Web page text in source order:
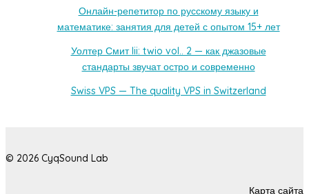
Онлайн-репетитор по русскому языку и
математике: занятия для детей с опытом 15+ лет
Уолтер Смит Iii: twio vol.. 2 — как джазовые
стандарты звучат остро и современно
Swiss VPS — The quality VPS in Switzerland
© 2026 CyqSound Lab
Карта сайта